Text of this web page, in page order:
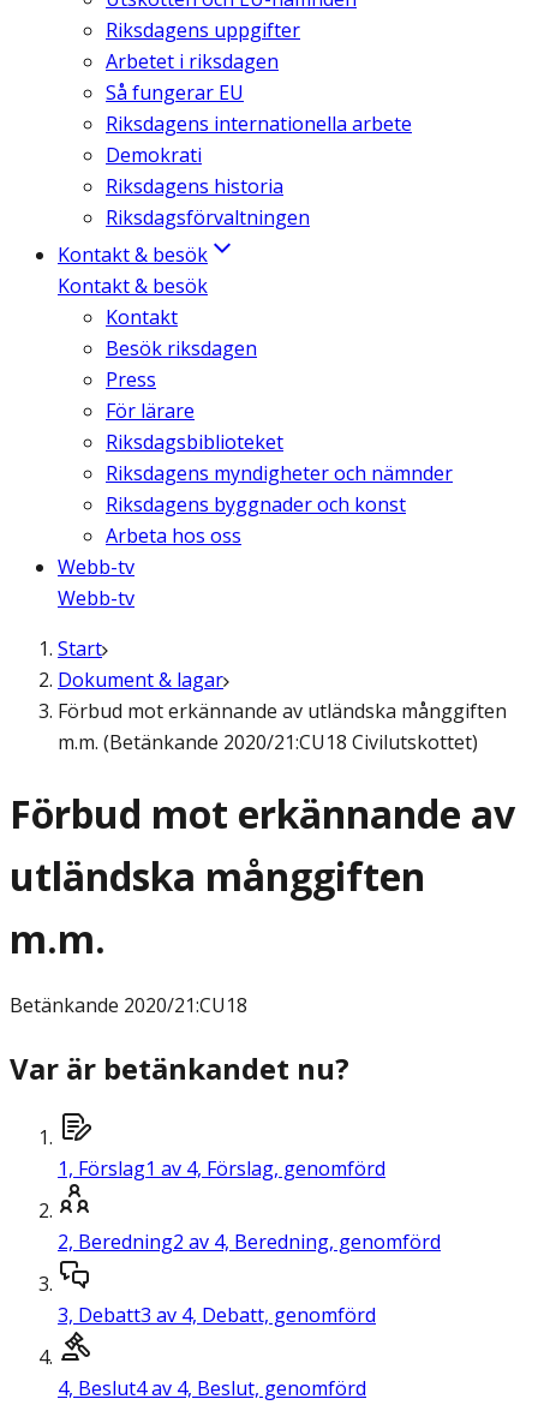
Riksdagens uppgifter
Arbetet i riksdagen
Så fungerar EU
Riksdagens internationella arbete
Demokrati
Riksdagens historia
Riksdagsförvaltningen
Kontakt & besök
Kontakt & besök
Kontakt
Besök riksdagen
Press
För lärare
Riksdagsbiblioteket
Riksdagens myndigheter och nämnder
Riksdagens byggnader och konst
Arbeta hos oss
Webb-tv
Webb-tv
Start
Dokument & lagar
Förbud mot erkännande av utländska månggiften
m.m. (Betänkande 2020/21:CU18 Civilutskottet)
Förbud mot erkännande av
utländska månggiften
m.m.
Betänkande 2020/21:CU18
Var är betänkandet nu?
1, Förslag1 av 4, Förslag, genomförd
2, Beredning2 av 4, Beredning, genomförd
3, Debatt3 av 4, Debatt, genomförd
4, Beslut4 av 4, Beslut, genomförd